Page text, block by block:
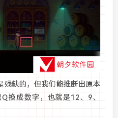
残缺的，但我们能推断出原本
换成数字，也就是12、9、